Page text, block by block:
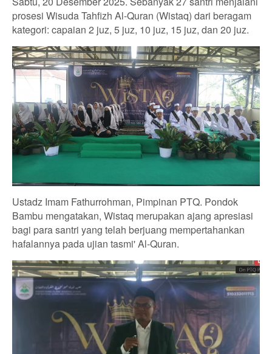
prosesi Wisuda Tahfizh Al-Quran (Wistaq) dari beragam
kategori: capaian 2 juz, 5 juz, 10 juz, 15 juz, dan 20 juz.
Ustadz Imam Fathurrohman, Pimpinan PTQ. Pondok
Bambu mengatakan, Wistaq merupakan ajang apresiasi
bagi para santri yang telah berjuang mempertahankan
hafalannya pada ujian tasmi' Al-Quran.